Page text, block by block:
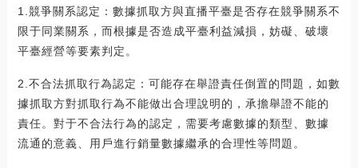
1.競爭關系認定：數據抓取方與直播平臺是否存在競爭關系不
限于同業關系，而根據是否造成平臺利益減損，妨礙、破壞
平臺經營等要素判定。
2.不合法抓取行為認定：可能存在舉證責任倒置的問題，如數
據抓取方對抓取行為不能做出合理說明的，承擔舉證不能的
責任。對于不合法行為的認定，需要考慮數據的類型、數據
流通的意義、用戶進行銷量數據繼承的合理性等問題。